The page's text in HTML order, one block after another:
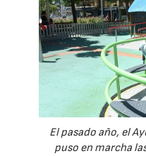
El pasado año, el
puso en marcha